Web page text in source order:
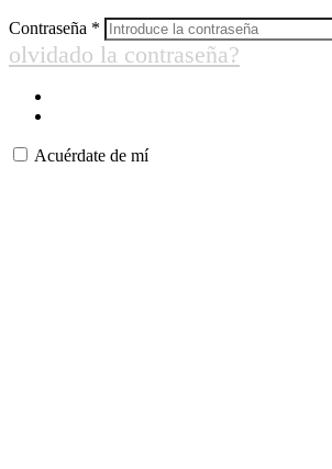
Contraseña *
olvidado la contraseña?
Acuérdate de mí